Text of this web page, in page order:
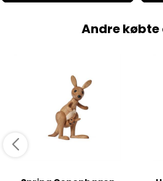
Andre købte